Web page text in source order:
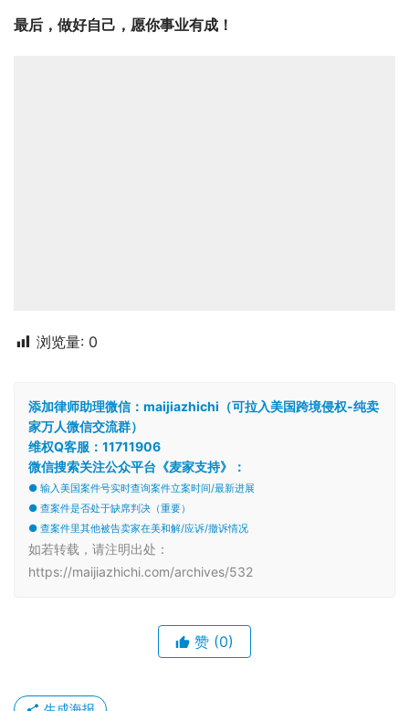
最后，做好自己，愿你事业有成！
浏览量: 0
添加律师助理微信：maijiazhichi（可拉入美国跨境侵权-纯卖
家万人微信交流群）
维权Q客服：11711906
微信搜索关注公众平台《麦家支持》：
● 输入美国案件号实时查询案件立案时间/最新进展
● 查案件是否处于缺席判决（重要）
● 查案件里其他被告卖家在美和解/应诉/撤诉情况
如若转载，请注明出处：
https://maijiazhichi.com/archives/532
赞 (0)